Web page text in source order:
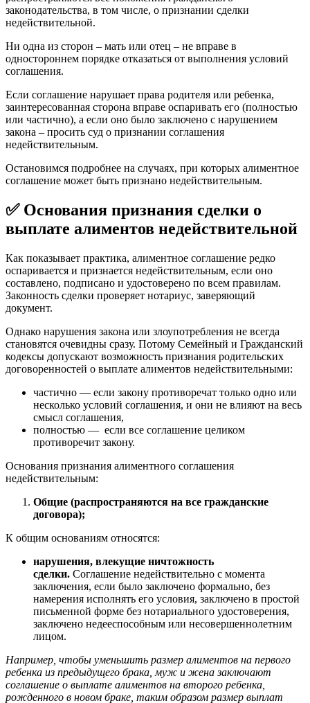
законодательства, в том числе, о признании сделки
недействительной.
Ни одна из сторон – мать или отец – не вправе в
одностороннем порядке отказаться от выполнения условий
соглашения.
Если соглашение нарушает права родителя или ребенка,
заинтересованная сторона вправе оспаривать его (полностью
или частично), а если оно было заключено с нарушением
закона – просить суд о признании соглашения
недействительным.
Остановимся подробнее на случаях, при которых алиментное
соглашение может быть признано недействительным.
✅ Основания признания сделки о
выплате алиментов недействительной
Как показывает практика, алиментное соглашение редко
оспаривается и признается недействительным, если оно
составлено, подписано и удостоверено по всем правилам.
Законность сделки проверяет нотариус, заверяющий
документ.
Однако нарушения закона или злоупотребления не всегда
становятся очевидны сразу. Потому Семейный и Гражданский
кодексы допускают возможность признания родительских
договоренностей о выплате алиментов недействительными:
частично — если закону противоречат только одно или
несколько условий соглашения, и они не влияют на весь
смысл соглашения,
полностью — если все соглашение целиком
противоречит закону.
Основания признания алиментного соглашения
недействительным:
Общие (распространяются на все гражданские
договора);
К общим основаниям относятся:
нарушения, влекущие ничтожность
сделки. Соглашение недействительно с момента
заключения, если было заключено формально, без
намерения исполнять его условия, заключено в простой
письменной форме без нотариального удостоверения,
заключено недееспособным или несовершеннолетним
лицом.
Например, чтобы уменьшить размер алиментов на первого
ребенка из предыдущего брака, муж и жена заключают
соглашение о выплате алиментов на второго ребенка,
рожденного в новом браке, таким образом размер выплат